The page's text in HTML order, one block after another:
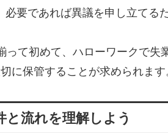
必要であれば異議を申し立てる
って初めて、ハローワークで
に保管することが求められます
と流れを理解しよう